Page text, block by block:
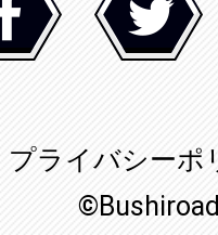
プライバシーポ